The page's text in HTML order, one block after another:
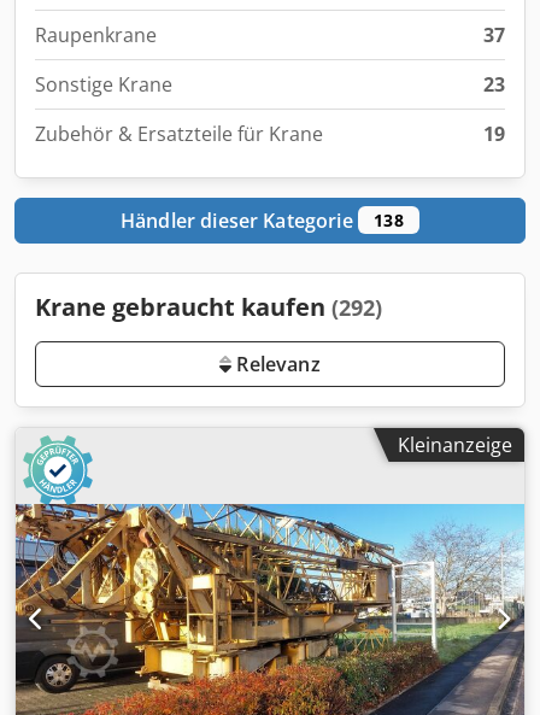
Raupenkrane
37
Sonstige Krane
23
Zubehör & Ersatzteile für Krane
19
Händler dieser Kategorie 138
Krane gebraucht kaufen (292)
Relevanz
Kleinanzeige